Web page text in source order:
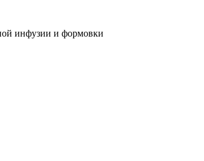
инфузии и формовки